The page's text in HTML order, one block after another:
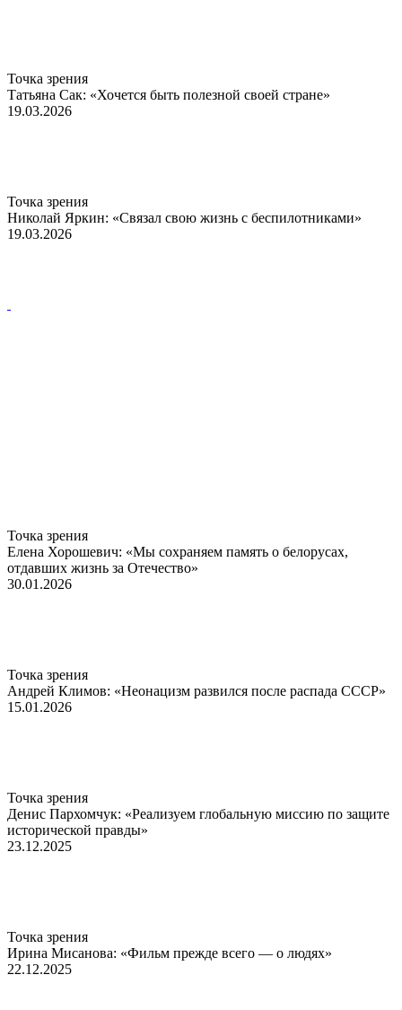
Точка зрения
Татьяна Сак: «Хочется быть полезной своей стране»
19.03.2026
Точка зрения
Николай Яркин: «Связал свою жизнь с беспилотниками»
19.03.2026
Точка зрения
Елена Хорошевич: «Мы сохраняем память о белорусах,
отдавших жизнь за Отечество»
30.01.2026
Точка зрения
Андрей Климов: «Неонацизм развился после распада СССР»
15.01.2026
Точка зрения
Денис Пархомчук: «Реализуем глобальную миссию по защите
исторической правды»
23.12.2025
Точка зрения
Ирина Мисанова: «Фильм прежде всего — о людях»
22.12.2025